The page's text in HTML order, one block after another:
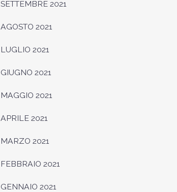
SETTEMBRE 2021
AGOSTO 2021
LUGLIO 2021
GIUGNO 2021
MAGGIO 2021
APRILE 2021
MARZO 2021
FEBBRAIO 2021
GENNAIO 2021